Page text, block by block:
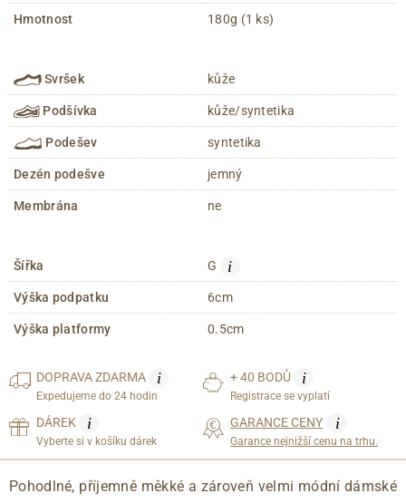
Hmotnost 180g (1 ks)
Svršek kůže
Podšívka kůže/syntetika
Podešev syntetika
Dezén podešve jemný
Membrána ne
Šířka G i
Výška podpatku 6cm
Výška platformy 0.5cm
DOPRAVAZDARMA i
Expedujeme do 24 hodin
+ 40 BODŮ i
Registrace se vyplatí
DÁREK i
Vyberte si v košíku dárek
GARANCE CENY i
Garance nejnižší cenu na trhu.
Pohodlné, příjemně měkké a zároveň velmi módní dámské